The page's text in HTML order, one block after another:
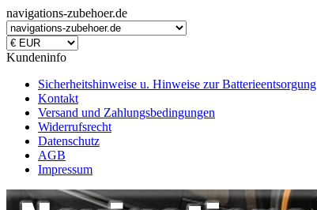
navigations-zubehoer.de
Kundeninfo
Sicherheitshinweise u. Hinweise zur Batterieentsorgung
Kontakt
Versand und Zahlungsbedingungen
Widerrufsrecht
Datenschutz
AGB
Impressum